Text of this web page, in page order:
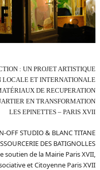
:UN PROJET ARTISTIQUE
LOCALE ET INTERNATIONALE
DE RECUPERATION
EN TRANSFORMATION
LES EPINETTES – PARIS XVII
STUDIO & BLANC TITANE
DES BATIGNOLLES
soutien de la Mairie Paris XVII,
et Citoyenne Paris XVII